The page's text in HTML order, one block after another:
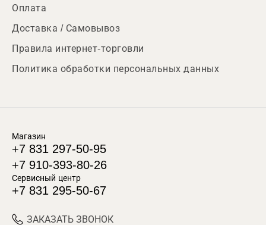
Оплата
Доставка / Самовывоз
Правила интернет-торговли
Политика обработки персональных данных
Магазин
+7 831 297-50-95
+7 910-393-80-26
Сервисный центр
+7 831 295-50-67
ЗАКАЗАТЬ ЗВОНОК